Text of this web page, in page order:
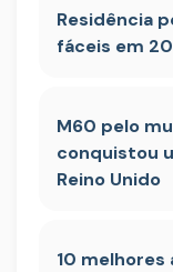
Residência
fáceis em
M60 pelo
conquistou
Reino Unido
10